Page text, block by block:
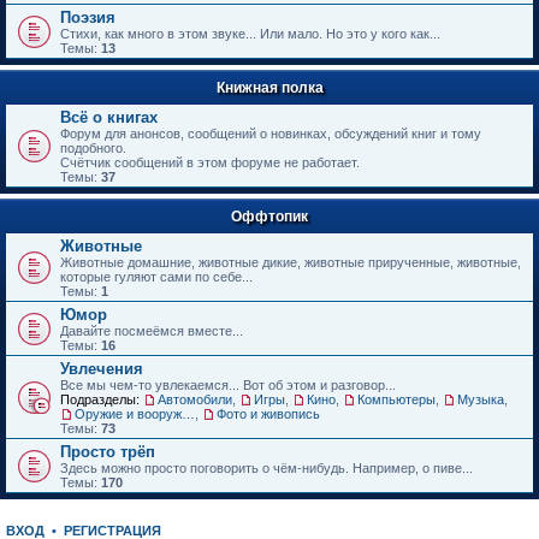
е
н
и
ю
Поэзия
Стихи, как много в этом звуке... Или мало. Но это у кого как...
Темы: 13
Книжная полка
Всё о книгах
Форум для анонсов, сообщений о новинках, обсуждений книг и тому
подобного.
Счётчик сообщений в этом форуме не работает.
Темы: 37
Оффтопик
Животные
Животные домашние, животные дикие, животные прирученные, животные,
которые гуляют сами по себе...
Темы: 1
Юмор
Давайте посмеёмся вместе...
Темы: 16
Увлечения
Все мы чем-то увлекаемся... Вот об этом и разговор...
Подразделы:
Автомобили Игры Кино Компьютеры Музыка
Фото и живопись
Темы: 73
Просто трёп
Здесь можно просто поговорить о чём-нибудь. Например, о пиве...
Темы: 170
ВХОД • РЕГИСТРАЦИЯ